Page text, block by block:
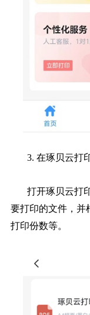
3. 在琢贝云打
打开琢贝云打
要打印的文件，并
打印份数等。